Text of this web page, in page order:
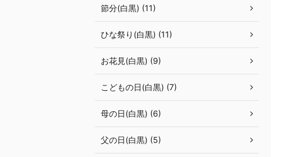
節分(白黒) (11)
ひな祭り(白黒) (11)
お花見(白黒) (9)
こどもの日(白黒) (7)
母の日(白黒) (6)
父の日(白黒) (5)